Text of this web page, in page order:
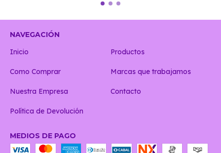
NAVEGACIÓN
Inicio
Productos
Como Comprar Marcas que trabajamos
Nuestra Empresa Contacto
Política de Devolución
MEDIOS DE PAGO